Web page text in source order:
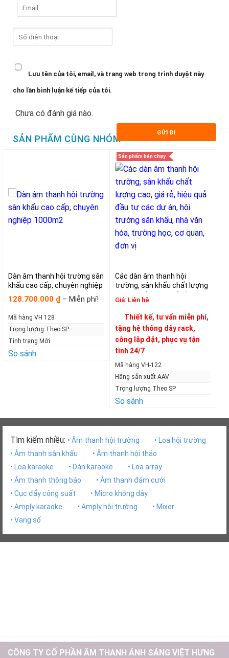
Lưu tên của tôi, email, và trang web trong trình duyệt này
cho lần bình luận kế tiếp của tôi.
Chưa có đánh giá nào.
SẢN PHẨM CÙNG NHÓM
Dàn âm thanh hội trường sân
khấu cao cấp, chuyên nghiệp
1000m2
128.700.000 ₫ – Miễn phí! Khoảng
128.700.000₫
Mã hàng VH 128
Trọng lượng Theo SP
Tình trạng Mới
So sánh
Sản phẩm bán chạy
Các dàn âm thanh hội
trường, sân khấu chất lượng
cao, giá rẻ, hiệu quả đầu tư
các dự án, hội trường sân
khấu, nhà văn hóa, trường
học, cơ quan, đơn vị
Giá: Liên hệ
Thiết kế, tư vấn miễn phí,
tặng hệ thống dây rack,
công lắp đặt, phục vụ tận
tình 24/7
Mã hàng VH-122
Hãng sản xuất AAV
Trọng lượng Theo SP
So sánh
Tìm kiếm nhiều: • Âm thanh hội trường
• Loa hội trường
• Âm thanh sân khấu
• Âm thanh hội thảo
• Loa karaoke
• Dàn karaoke
• Loa array
• Âm thanh thông báo
• Âm thanh đám cưới
• Cục đẩy công suất
• Micro không dây
• Amply karaoke
• Amply hội trường
• Mixer
• Vang số
CÔNG TY CỔ PHẦN ÂM THANH ÁNH SÁNG VIỆT HƯNG